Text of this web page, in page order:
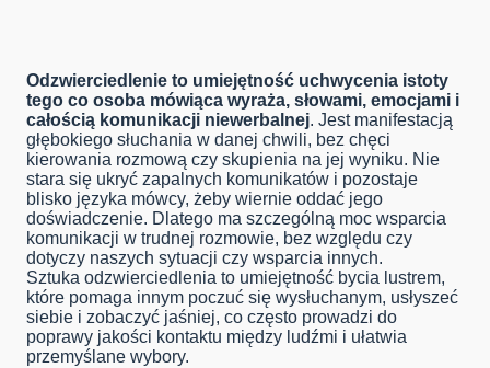
Odzwierciedlenie to umiejętność uchwycenia istoty
tego co osoba mówiąca wyraża, słowami, emocjami i
całością komunikacji niewerbalnej. Jest manifestacją
głębokiego słuchania w danej chwili, bez chęci
kierowania rozmową czy skupienia na jej wyniku. Nie
stara się ukryć zapalnych komunikatów i pozostaje
blisko języka mówcy, żeby wiernie oddać jego
doświadczenie. Dlatego ma szczególną moc wsparcia
komunikacji w trudnej rozmowie, bez względu czy
dotyczy naszych sytuacji czy wsparcia innych.
Sztuka odzwierciedlenia to umiejętność bycia lustrem,
które pomaga innym poczuć się wysłuchanym, usłyszeć
siebie i zobaczyć jaśniej, co często prowadzi do
poprawy jakości kontaktu między ludźmi i ułatwia
przemyślane wybory.